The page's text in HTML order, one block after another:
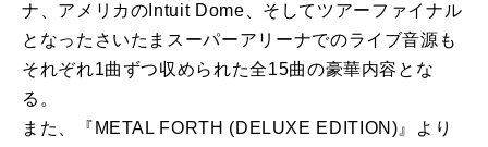
ナ、アメリカのIntuit Dome、そしてツアーファイナル
となったさいたまスーパーアリーナでのライブ音源も
それぞれ1曲ずつ収められた全15曲の豪華内容とな
る。
また、『METAL FORTH (DELUXE EDITION)』より